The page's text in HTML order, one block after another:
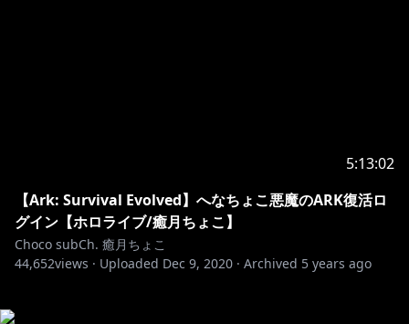
5:13:02
【Ark: Survival Evolved】へなちょこ悪魔のARK復活ロ
グイン【ホロライブ/癒月ちょこ】
Choco subCh. 癒月ちょこ
44,652views · Uploaded Dec 9, 2020 · Archived 5 years ago